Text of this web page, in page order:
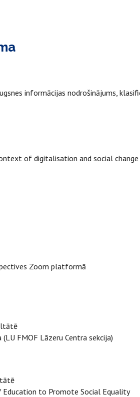
informācijas nodrošinājums,
land use
of digitalisation and social
Zoom platformā
(LU FMOF Lāzeru Centra
to Promote Social Equality